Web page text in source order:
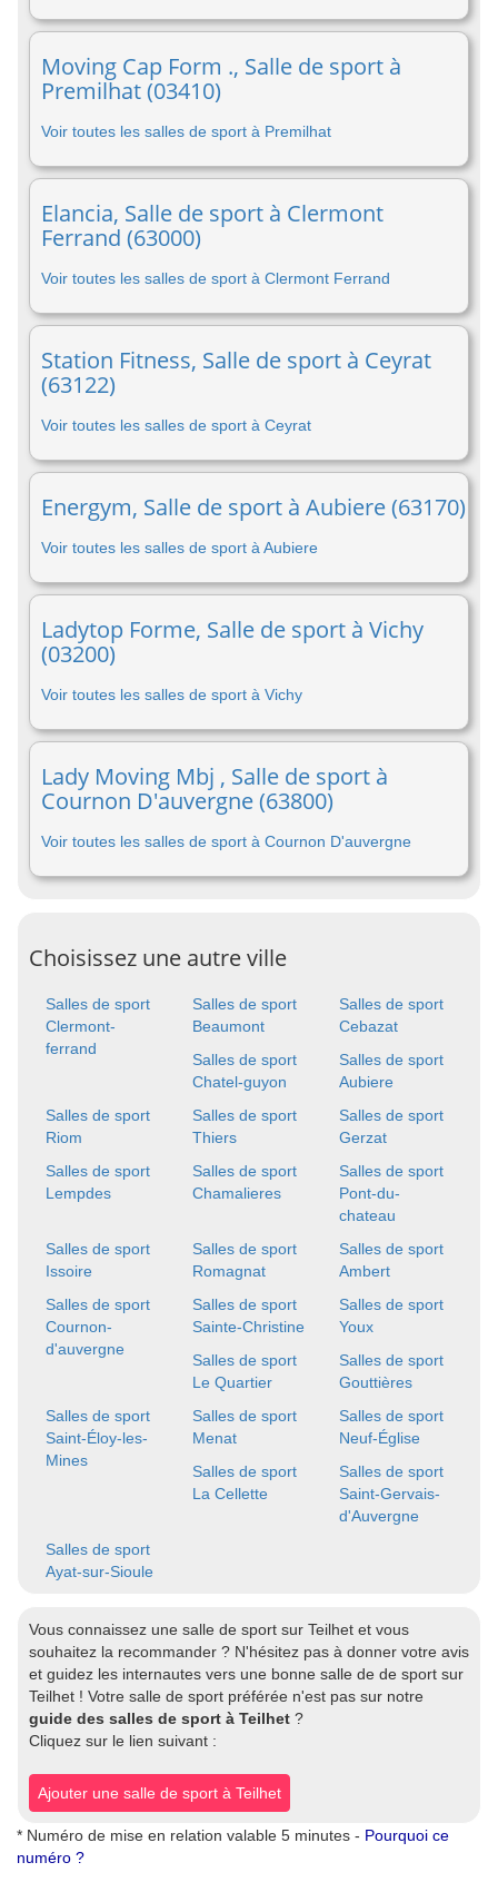
Moving Cap Form ., Salle de sport à
Premilhat (03410)
Voir toutes les salles de sport à Premilhat
Elancia, Salle de sport à Clermont
Ferrand (63000)
Voir toutes les salles de sport à Clermont Ferrand
Station Fitness, Salle de sport à Ceyrat
(63122)
Voir toutes les salles de sport à Ceyrat
Energym, Salle de sport à Aubiere (63170)
Voir toutes les salles de sport à Aubiere
Ladytop Forme, Salle de sport à Vichy
(03200)
Voir toutes les salles de sport à Vichy
Lady Moving Mbj , Salle de sport à
Cournon D'auvergne (63800)
Voir toutes les salles de sport à Cournon D'auvergne
Choisissez une autre ville
Salles de sport
Clermont-
ferrand
Salles de sport
Beaumont
Salles de sport
Cebazat
Salles de sport
Chatel-guyon
Salles de sport
Aubiere
Salles de sport
Riom
Salles de sport
Thiers
Salles de sport
Gerzat
Salles de sport
Lempdes
Salles de sport
Chamalieres
Salles de sport
Pont-du-
chateau
Salles de sport
Issoire
Salles de sport
Romagnat
Salles de sport
Ambert
Salles de sport
Cournon-
d'auvergne
Salles de sport
Sainte-Christine
Salles de sport
Youx
Salles de sport
Le Quartier
Salles de sport
Gouttières
Salles de sport
Saint-Éloy-les-
Mines
Salles de sport
Menat
Salles de sport
Neuf-Église
Salles de sport
La Cellette
Salles de sport
Saint-Gervais-
d'Auvergne
Salles de sport
Ayat-sur-Sioule
Vous connaissez une salle de sport sur Teilhet et vous
souhaitez la recommander ? N'hésitez pas à donner votre avis
et guidez les internautes vers une bonne salle de de sport sur
Teilhet ! Votre salle de sport préférée n'est pas sur notre
guide des salles de sport à Teilhet ?
Cliquez sur le lien suivant :
Ajouter une salle de sport à Teilhet
* Numéro de mise en relation valable 5 minutes - Pourquoi ce
numéro ?